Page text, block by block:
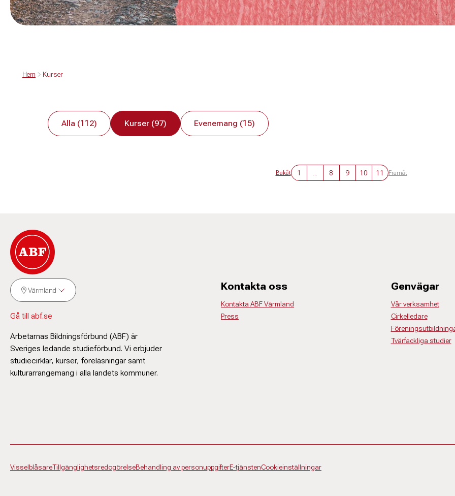
Hem Kurser
Alla (112) Kurser (97) Evenemang (15)
Bakåt 1 8 9 10 11 Framåt
Värmland
Gå till abf.se
Arbetarnas Bildningsförbund (ABF) är
Sveriges ledande studieförbund. Vi erbjuder
studiecirklar, kurser, föreläsningar samt
kulturarrangemang i alla landets kommuner.
Kontakta oss
Kontakta ABF Värmland
Press
Genvägar
Vår verksamhet
Cirkelledare
Tvärfackliga studier
VisselblåsareTillgänglighetsredogörelseBehandling av personuppgifterE-tjänstenCookieinställningar